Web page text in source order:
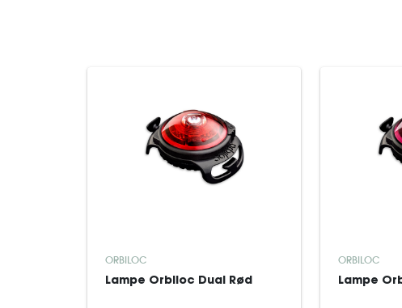
ORBILOC
Lampe Orbiloc Dual Rød
ORBILOC
Lampe